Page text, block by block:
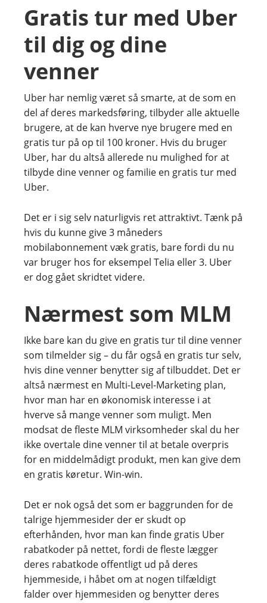
Gratis tur med Uber
til dig og dine
venner
Uber har nemlig været så smarte, at de som en
del af deres markedsføring, tilbyder alle aktuelle
brugere, at de kan hverve nye brugere med en
gratis tur på op til 100 kroner. Hvis du bruger
Uber, har du altså allerede nu mulighed for at
tilbyde dine venner og familie en gratis tur med
Uber.
Det er i sig selv naturligvis ret attraktivt. Tænk på
hvis du kunne give 3 måneders
mobilabonnement væk gratis, bare fordi du nu
var bruger hos for eksempel Telia eller 3. Uber
er dog gået skridtet videre.
Nærmest som MLM
Ikke bare kan du give en gratis tur til dine venner
som tilmelder sig – du får også en gratis tur selv,
hvis dine venner benytter sig af tilbuddet. Det er
altså nærmest en Multi-Level-Marketing plan,
hvor man har en økonomisk interesse i at
hverve så mange venner som muligt. Men
modsat de fleste MLM virksomheder skal du her
ikke overtale dine venner til at betale overpris
for en middelmådigt produkt, men kan give dem
en gratis køretur. Win-win.
Det er nok også det som er baggrunden for de
talrige hjemmesider der er skudt op
efterhånden, hvor man kan finde gratis Uber
rabatkoder på nettet, fordi de fleste lægger
deres rabatkode offentligt ud på deres
hjemmeside, i håbet om at nogen tilfældigt
falder over hjemmesiden og benytter deres